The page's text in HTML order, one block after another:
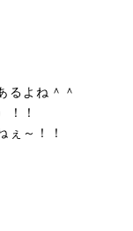
るよね＾＾
！！
ぇ～！！